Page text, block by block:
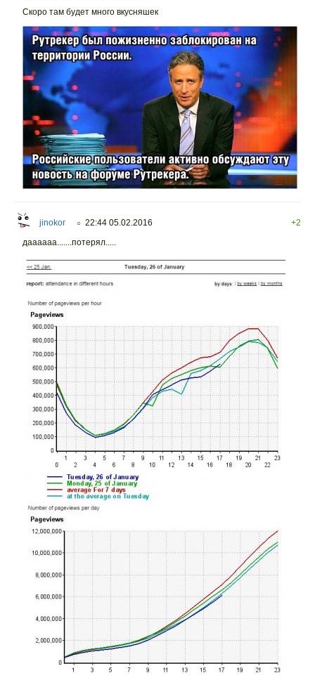
Скоро там будет много вкусняшек
jinokor ○ 22:44 05.02.2016
+2
даааааа.......потерял.....